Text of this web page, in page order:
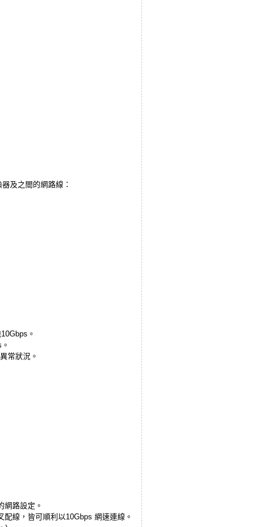
及之間的網路線：
。
常狀況。
網路設定。
線，皆可順利以10Gbps 網速連線。